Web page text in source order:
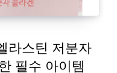
라스틴 저분자
필수 아이템